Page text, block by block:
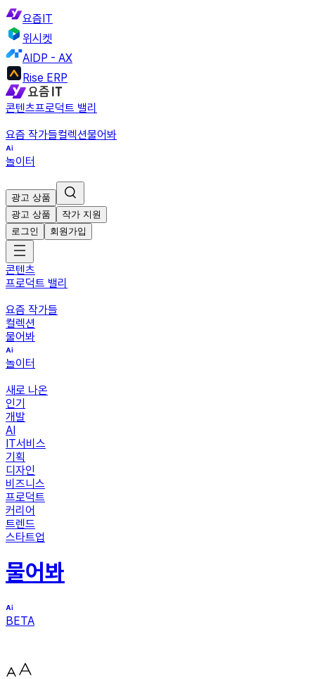
요즘IT
위시켓
AIDP - AX
Rise ERP
콘텐츠프로덕트 밸리
요즘 작가들컬렉션물어봐
놀이터
광고 상품
광고 상품
작가 지원
로그인
회원가입
콘텐츠
프로덕트 밸리
요즘 작가들
컬렉션
물어봐
놀이터
새로 나온
인기
개발
AI
IT서비스
기획
디자인
비즈니스
프로덕트
커리어
트렌드
스타트업
물어봐
BETA